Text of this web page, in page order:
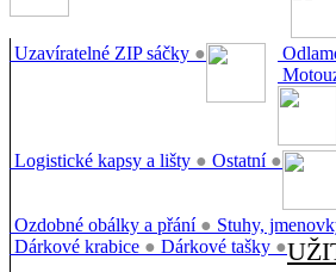
Uzavíratelné ZIP sáčky ●
Logistické kapsy a lišty ● Ostatní ●
Ozdobné obálky a přání ● Stuhy,
Dárkové krabice ● Dárkové tašky ●